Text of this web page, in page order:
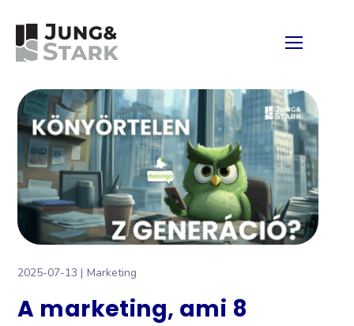
2025-07-13 Marketing
A marketing, ami 8